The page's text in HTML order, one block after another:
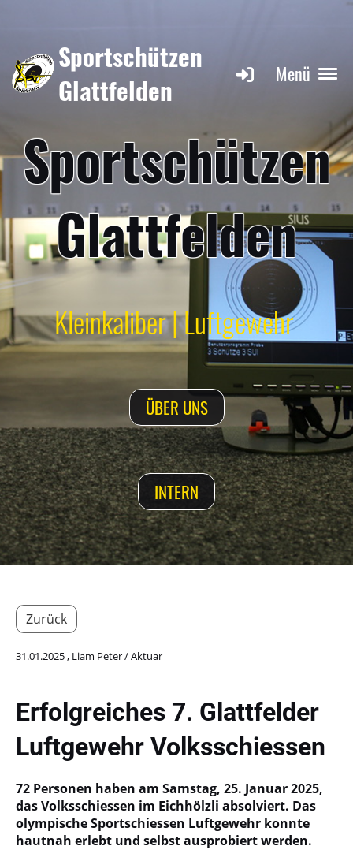
Menü
Sportschützen
Glattfelden
Sportschützen
Glattfelden
Kleinkaliber | Luftgewehr
ÜBER UNS
INTERN
Zurück
31.01.2025, Liam Peter / Aktuar
Erfolgreiches 7. Glattfelder
Luftgewehr Volksschiessen
72 Personen haben am Samstag, 25. Januar 2025,
das Volksschiessen im Eichhölzli absolviert. Das
olympische Sportschiessen Luftgewehr konnte
hautnah erlebt und selbst ausprobiert werden.